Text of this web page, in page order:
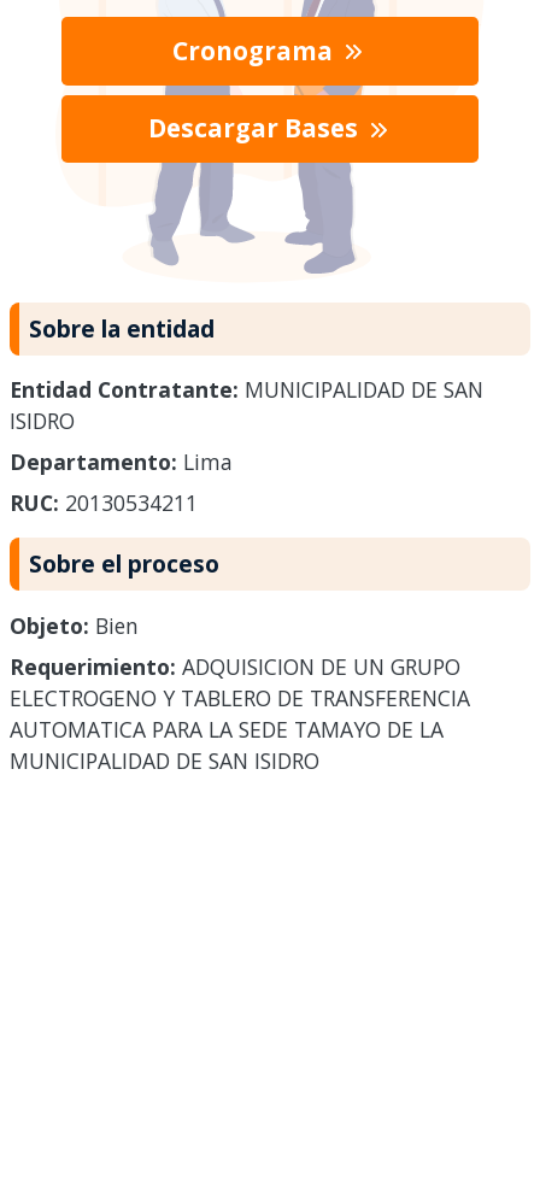
Cronograma
Descargar Bases
Sobre la entidad
Entidad Contratante: MUNICIPALIDAD DE SAN
ISIDRO
Departamento: Lima
RUC: 20130534211
Sobre el proceso
Objeto: Bien
Requerimiento: ADQUISICION DE UN GRUPO
ELECTROGENO Y TABLERO DE TRANSFERENCIA
AUTOMATICA PARA LA SEDE TAMAYO DE LA
MUNICIPALIDAD DE SAN ISIDRO